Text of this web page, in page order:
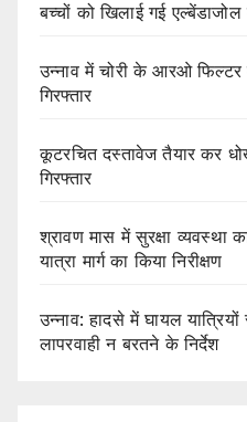
बच्चों को खिलाई गई एल्बेंडाजोल
उन्नाव में चोरी के आरओ फिल्टर
गिरफ्तार
कूटरचित दस्तावेज तैयार कर
गिरफ्तार
श्रावण मास में सुरक्षा व्यवस्था
यात्रा मार्ग का किया निरीक्षण
उन्नाव: हादसे में घायल
लापरवाही न बरतने के निर्देश